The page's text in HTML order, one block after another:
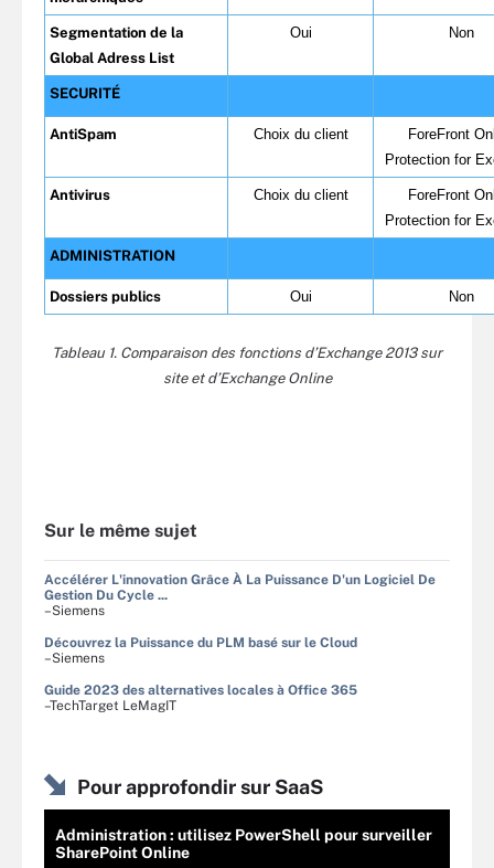
Segmentation de la
Global Adress List
Oui Non
SECURITÉ
AntiSpam Choix du client
ForeFront
Protection for
Antivirus Choix du client
ForeFront
Protection for
ADMINISTRATION
Dossiers publics Oui Non
Tableau 1. Comparaison des fonctions d’Exchange 2013 sur
site et d’Exchange Online
Sur le même sujet
Accélérer L'innovation Grâce À La Puissance D'un Logiciel De
Gestion Du Cycle ...
–Siemens
Découvrez la Puissance du PLM basé sur le Cloud
–Siemens
Guide 2023 des alternatives locales à Office 365
–TechTarget LeMagIT
Pour approfondir sur SaaS
Administration : utilisez PowerShell pour surveiller
SharePoint Online